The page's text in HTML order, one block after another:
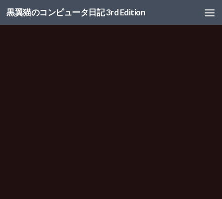
コンテンツへスキップ
黒翼猫のコンピュータ日記 3rd Edition